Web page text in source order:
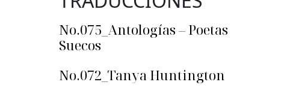
No.075_Antologías – Poetas
Suecos
No.072_Tanya Huntington